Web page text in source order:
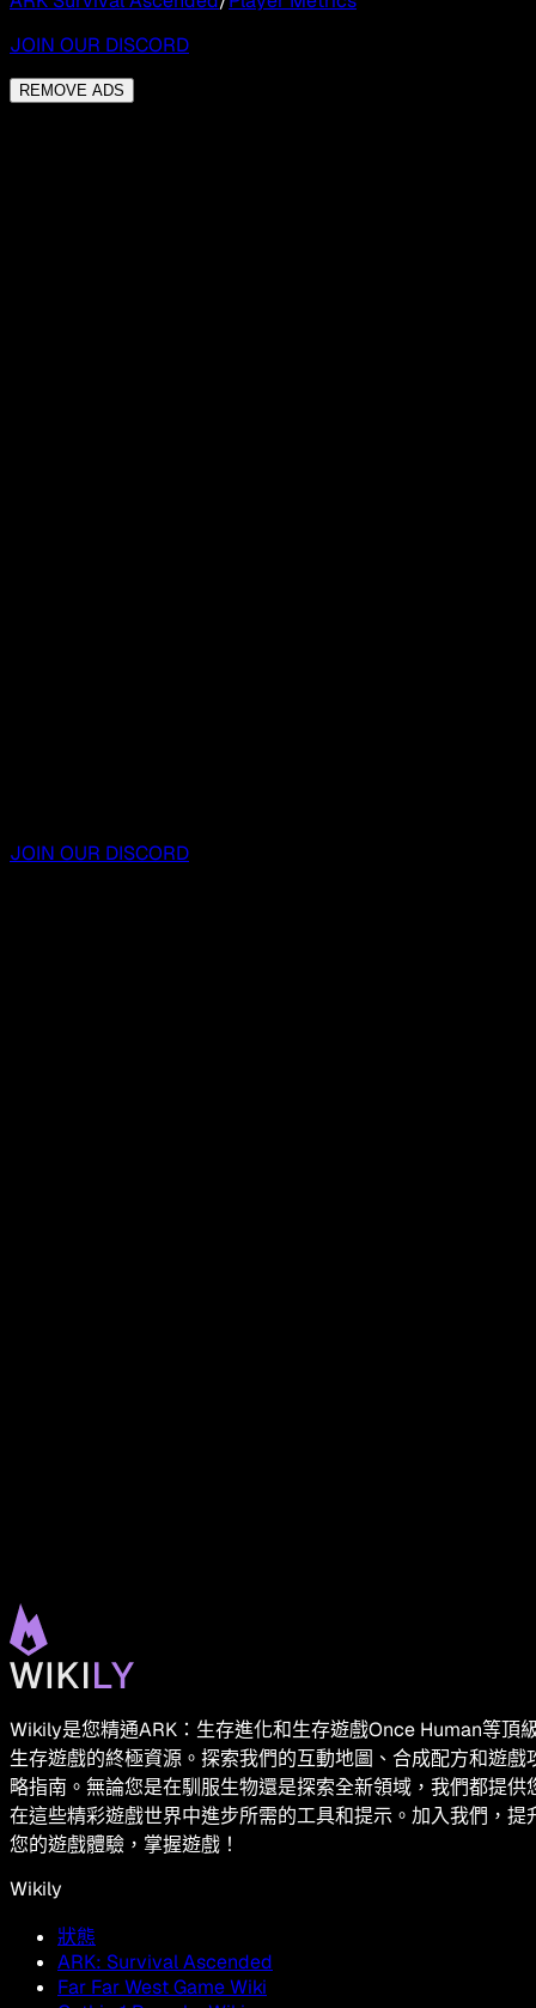
JOIN OUR DISCORD
REMOVE ADS
JOIN OUR DISCORD
Wikily是您精通ARK：生存進化和生存遊戲Once Human等頂
生存遊戲的終極資源。探索我們的互動地圖、合成配方和遊戲
略指南。無論您是在馴服生物還是探索全新領域，我們都提供
在這些精彩遊戲世界中進步所需的工具和提示。加入我們，提
您的遊戲體驗，掌握遊戲！
Wikily
狀態
ARK: Survival Ascended
Far Far West Game Wiki